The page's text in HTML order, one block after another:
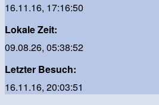
16.11.16, 17:16:50
Lokale Zeit:
09.08.26, 05:38:52
Letzter Besuch:
16.11.16, 20:03:51